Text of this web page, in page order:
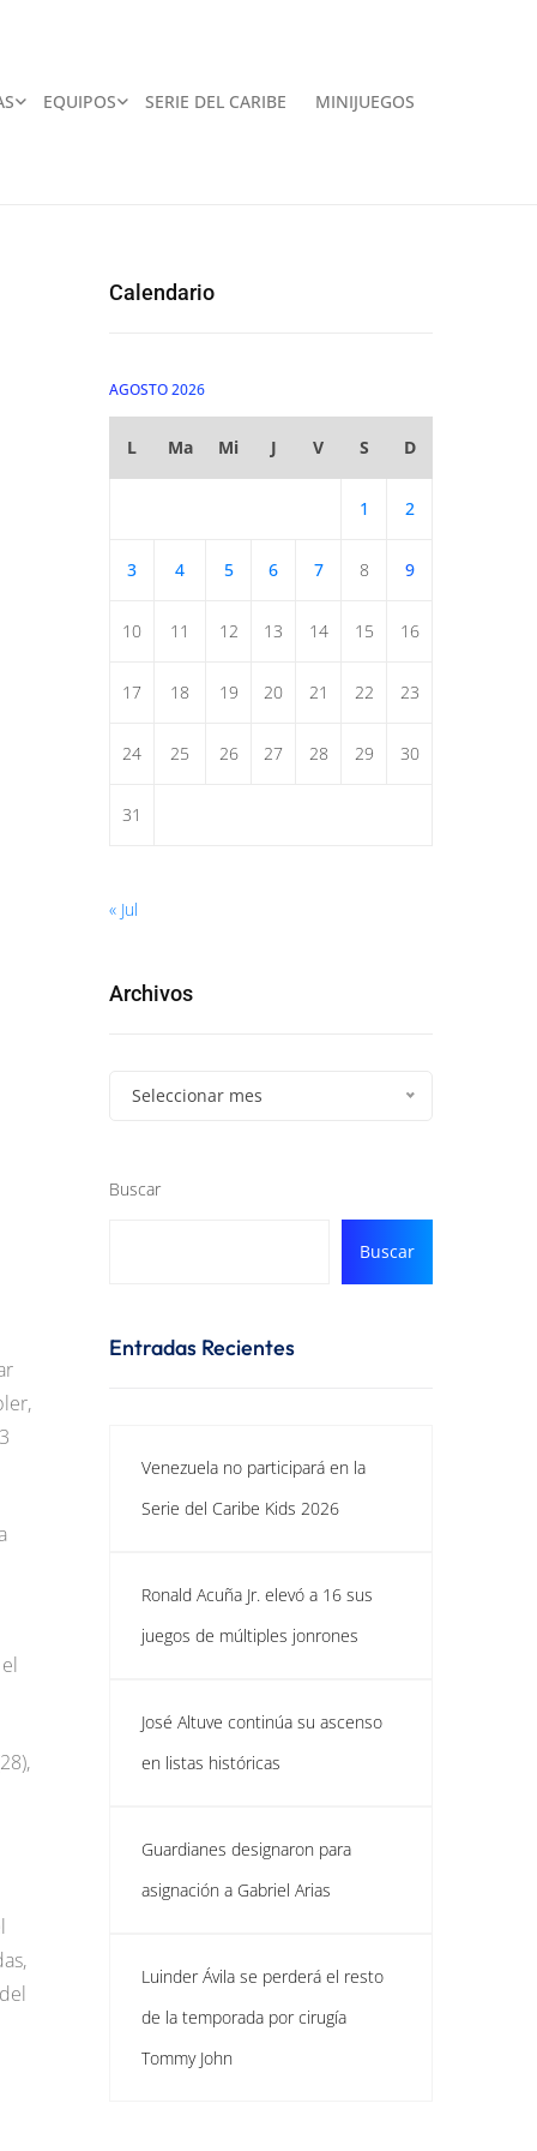
EQUIPOS SERIE DEL CARIBE MINIJUEGOS
Calendario
AGOSTO 2026
L Ma Mi J V S D
1 2
3 4 5 6 7 8 9
10 11 12 13 14 15 16
17 18 19 20 21 22 23
24 25 26 27 28 29 30
31
« Jul
Archivos
Seleccionar mes
Buscar
Buscar
Entradas Recientes
Venezuela no participará en la
Serie del Caribe Kids 2026
Ronald Acuña Jr. elevó a 16 sus
juegos de múltiples jonrones
José Altuve continúa su ascenso
en listas históricas
Guardianes designaron para
asignación a Gabriel Arias
Luinder Ávila se perderá el resto
de la temporada por cirugía
Tommy John